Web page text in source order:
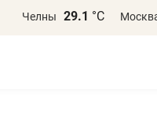
Челны 29.1 °С